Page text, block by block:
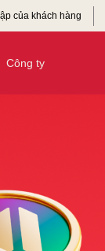
của khách hàng
Công ty